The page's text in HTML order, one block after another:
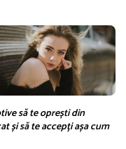
să te oprești din
și să te accepți așa cum